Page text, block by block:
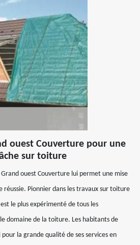
ouest Couverture pour une
sur toiture
ouest Couverture lui permet une mise
réussie. Pionnier dans les travaux sur toiture
le plus expérimenté de tous les
domaine de la toiture. Les habitants de
la grande qualité de ses services en